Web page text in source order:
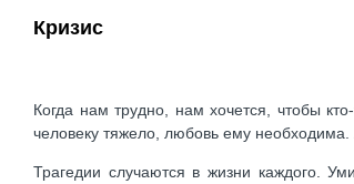
Кризис
Когда нам трудно, нам хочется, чтобы
человеку тяжело, любовь ему
Трагедии случаются в жизни каждого.